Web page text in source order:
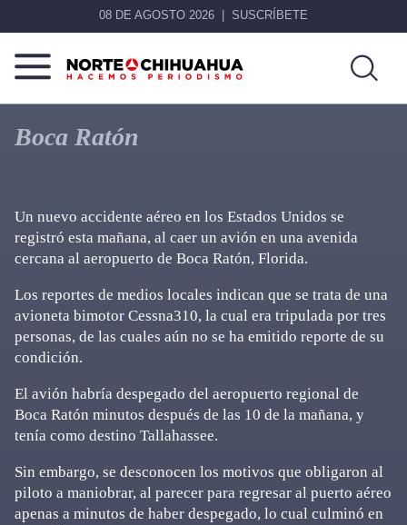
08 DE AGOSTO 2026 SUSCRÍBETE
Norte
De
Chihuahua
Más
que
noticias,
Boca Ratón
Un nuevo accidente aéreo en los Estados Unidos se
registró esta mañana, al caer un avión en una avenida
cercana al aeropuerto de Boca Ratón, Florida.
Los reportes de medios locales indican que se trata de una
avioneta bimotor Cessna310, la cual era tripulada por tres
personas, de las cuales aún no se ha emitido reporte de su
condición.
El avión habría despegado del aeropuerto regional de
Boca Ratón minutos después de las 10 de la mañana, y
tenía como destino Tallahassee.
Sin embargo, se desconocen los motivos que obligaron al
piloto a maniobrar, al parecer para regresar al puerto aéreo
apenas a minutos de haber despegado, lo cual culminó en